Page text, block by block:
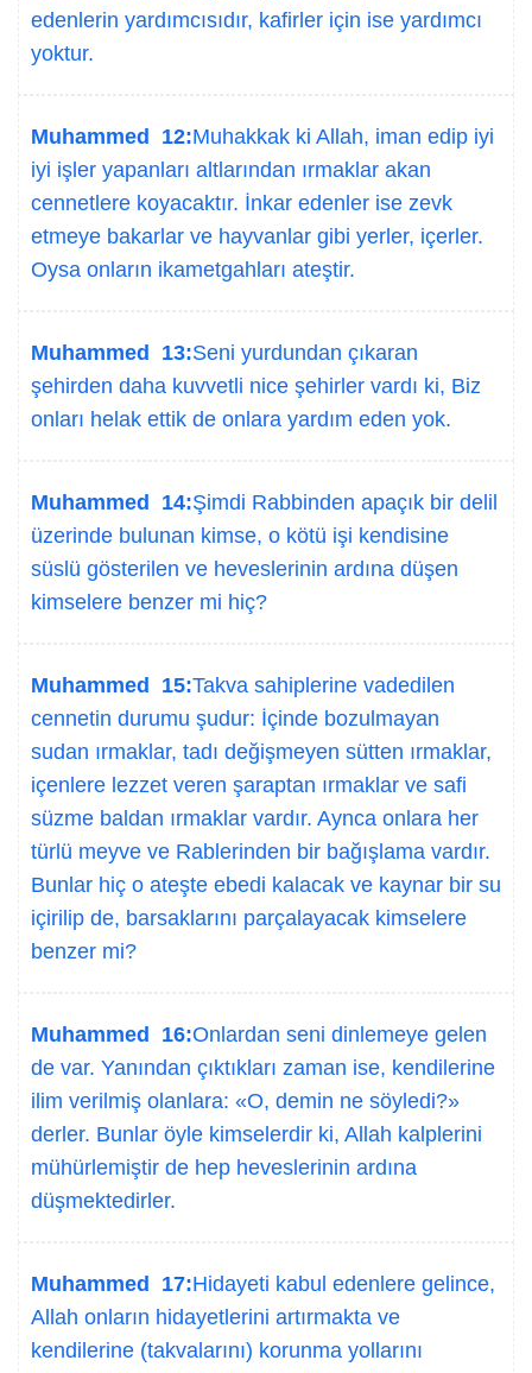
edenlerin yardımcısıdır, kafirler için ise yardımcı
yoktur.
Muhammed 12:Muhakkak ki Allah, iman edip iyi
iyi işler yapanları altlarından ırmaklar akan
cennetlere koyacaktır. İnkar edenler ise zevk
etmeye bakarlar ve hayvanlar gibi yerler, içerler.
Oysa onların ikametgahları ateştir.
Muhammed 13:Seni yurdundan çıkaran
şehirden daha kuvvetli nice şehirler vardı ki, Biz
onları helak ettik de onlara yardım eden yok.
Muhammed 14:Şimdi Rabbinden apaçık bir delil
üzerinde bulunan kimse, o kötü işi kendisine
süslü gösterilen ve heveslerinin ardına düşen
kimselere benzer mi hiç?
Muhammed 15:Takva sahiplerine vadedilen
cennetin durumu şudur: İçinde bozulmayan
sudan ırmaklar, tadı değişmeyen sütten ırmaklar,
içenlere lezzet veren şaraptan ırmaklar ve safi
süzme baldan ırmaklar vardır. Aynca onlara her
türlü meyve ve Rablerinden bir bağışlama vardır.
Bunlar hiç o ateşte ebedi kalacak ve kaynar bir su
içirilip de, barsaklarını parçalayacak kimselere
benzer mi?
Muhammed 16:Onlardan seni dinlemeye gelen
de var. Yanından çıktıkları zaman ise, kendilerine
ilim verilmiş olanlara: «O, demin ne söyledi?»
derler. Bunlar öyle kimselerdir ki, Allah kalplerini
mühürlemiştir de hep heveslerinin ardına
düşmektedirler.
Muhammed 17:Hidayeti kabul edenlere gelince,
Allah onların hidayetlerini artırmakta ve
kendilerine (takvalarını) korunma yollarını